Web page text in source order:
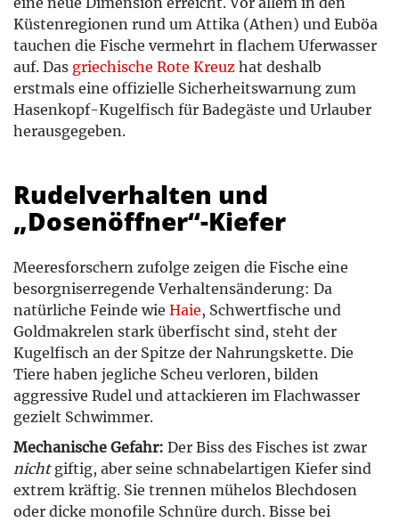
Küstenregionen rund um Attika (Athen) und Euböa
tauchen die Fische vermehrt in flachem Uferwasser
auf. Das griechische Rote Kreuz hat deshalb
erstmals eine offizielle Sicherheitswarnung zum
Hasenkopf-Kugelfisch für Badegäste und Urlauber
herausgegeben.
Rudelverhalten und
„Dosenöffner“-Kiefer
Meeresforschern zufolge zeigen die Fische eine
besorgniserregende Verhaltensänderung: Da
natürliche Feinde wie Haie, Schwertfische und
Goldmakrelen stark überfischt sind, steht der
Kugelfisch an der Spitze der Nahrungskette. Die
Tiere haben jegliche Scheu verloren, bilden
aggressive Rudel und attackieren im Flachwasser
gezielt Schwimmer.
Mechanische Gefahr: Der Biss des Fisches ist zwar
nichtgiftig, aber seine schnabelartigen Kiefer sind
extrem kräftig. Sie trennen mühelos Blechdosen
oder dicke monofile Schnüre durch. Bisse bei